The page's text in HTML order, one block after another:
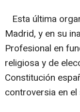
Esta última
Madrid, y en su
Profesional en
religiosa y de
Constitución
controversia en